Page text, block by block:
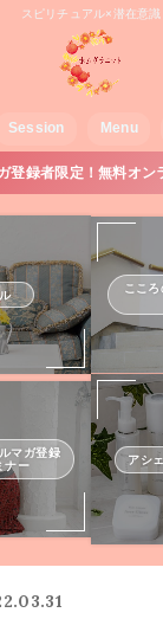
スピリチュアル×潜在意識
Session Menu
登録者限定！無料オ
ここ
マガ登録
ナー
アシ